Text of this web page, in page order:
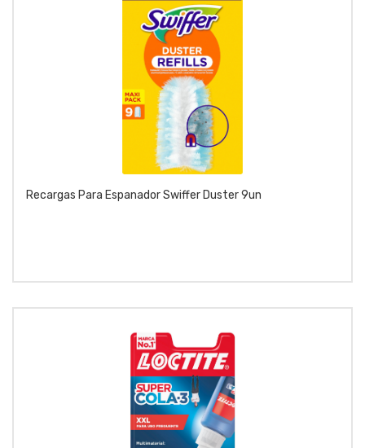
Recargas Para Espanador Swiffer Duster 9un